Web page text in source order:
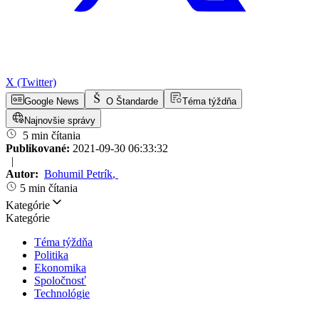
X (Twitter)
Google News O Štandarde
Téma týždňa
Najnovšie správy
5 min čítania
Publikované: 2021-09-30 06:33:32
Autor: Bohumil Petrík,
5 min čítania
Kategórie
Kategórie
Téma týždňa
Politika
Ekonomika
Spoločnosť
Technológie